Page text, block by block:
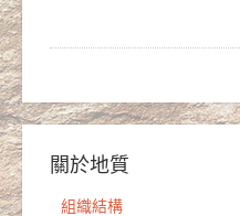
關於地質
組織結構